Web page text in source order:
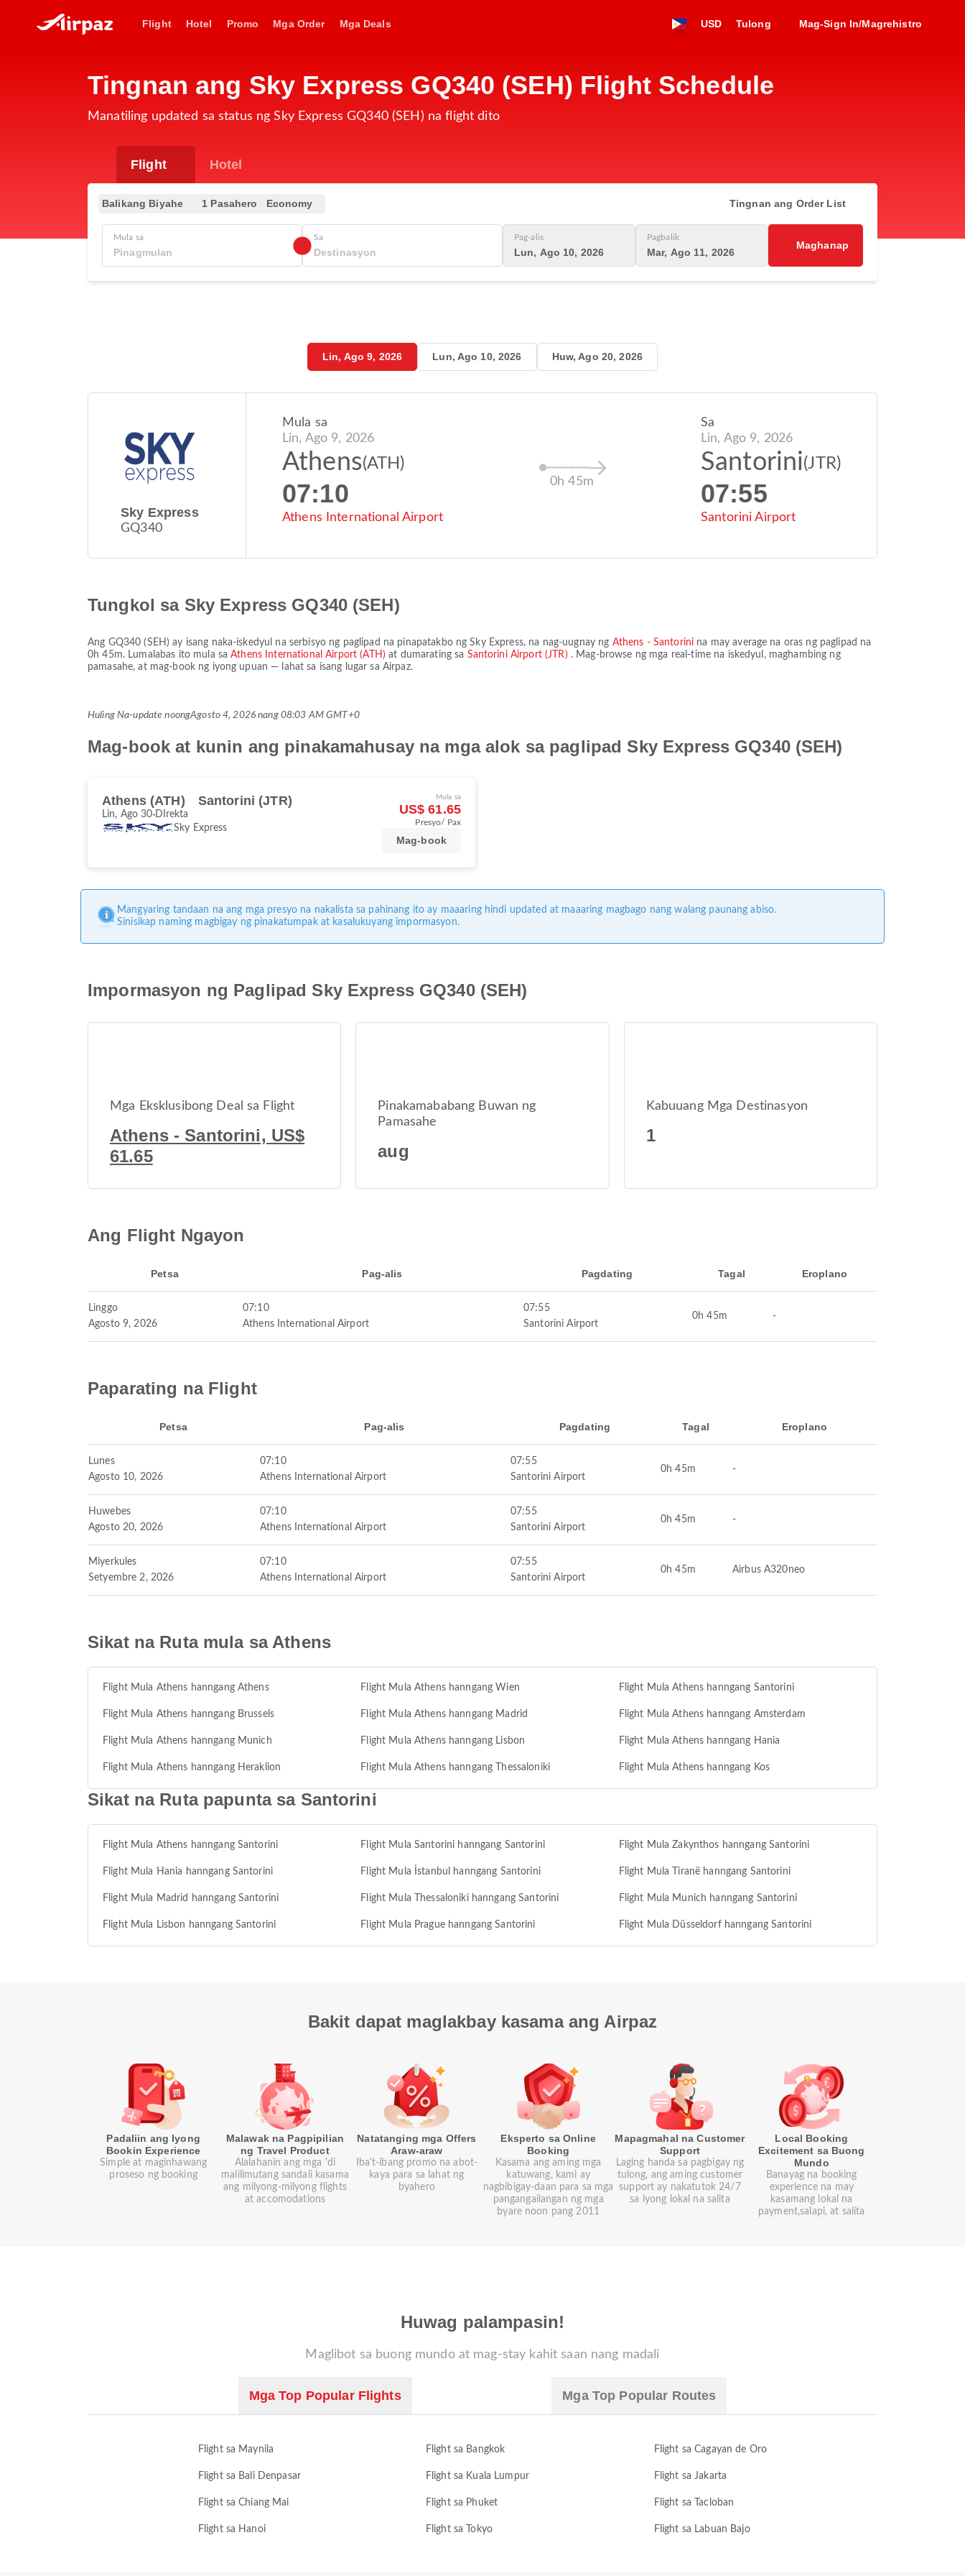
Flight Hotel Promo Mga Order Mga Deals USD Tulong Mag-Sign In/Magrehistro
Tingnan ang Sky Express GQ340 (SEH) Flight Schedule
Manatiling updated sa status ng Sky Express GQ340 (SEH) na flight dito
Flight Hotel
Balikang Biyahe 1 Pasahero Economy Tingnan ang Order List
Mula sa Sa Pag-alis
Lun, Ago 10, 2026
Pagbalik
Mar, Ago 11, 2026
Maghanap
Lin, Ago 9, 2026 Lun, Ago 10, 2026 Huw, Ago 20, 2026
Sky Express
GQ340
Mula sa
Lin, Ago 9, 2026
Athens(ATH)
07:10
Athens International Airport
0h 45m
Sa
Lin, Ago 9, 2026
Santorini(JTR)
07:55
Santorini Airport
Tungkol sa Sky Express GQ340 (SEH)
Ang GQ340 (SEH ) ay isang naka-iskedyul na serbisyo ng paglipad na pinapatakbo ngSky Express, na nag-uugnay ng Athens - Santorini na may average na oras ng paglipad na
0h 45m. Lumalabas ito mula saAthens International Airport (ATH)at dumarating sa Santorini Airport (JTR) . Mag-browse ng mga real-time na iskedyul, maghambing ng
pamasahe, at mag-book ng iyong upuan — lahat sa isang lugar sa Airpaz.
Huling Na-update noongAgosto 4, 2026 nang 08:03 AM GMT+0
Mag-book at kunin ang pinakamahusay na mga alok sa paglipad Sky Express GQ340 (SEH)
Athens (ATH) Santorini (JTR)
Lin, Ago 30 DIrekta
Sky Express
Mula sa
US$ 61.65
Presyo/ Pax
Mag-book
Mangyaring tandaan na ang mga presyo na nakalista sa pahinang ito ay maaaring hindi updated at maaaring magbago nang walang paunang abiso.
Sinisikap naming magbigay ng pinakatumpak at kasalukuyang impormasyon.
Impormasyon ng Paglipad Sky Express GQ340 (SEH)
Mga Eksklusibong Deal sa Flight
Athens - Santorini, US$
61.65
Pinakamababang Buwan ng
Pamasahe
aug
Kabuuang Mga Destinasyon
1
Ang Flight Ngayon
Petsa Pag-alis Pagdating Tagal Eroplano
Linggo
Agosto 9, 2026
07:10
Athens International Airport
07:55
Santorini Airport
0h 45m -
Paparating na Flight
Petsa Pag-alis Pagdating Tagal Eroplano
Lunes
Agosto 10, 2026
07:10
Athens International Airport
07:55
Santorini Airport
0h 45m -
Huwebes
Agosto 20, 2026
07:10
Athens International Airport
07:55
Santorini Airport
0h 45m -
Miyerkules
Setyembre 2, 2026
07:10
Athens International Airport
07:55
Santorini Airport
0h 45m Airbus A320neo
Sikat na Ruta mula sa Athens
Flight Mula Athens hanngang Athens Flight Mula Athens hanngang Wien Flight Mula Athens hanngang Santorini
Flight Mula Athens hanngang Brussels Flight Mula Athens hanngang Madrid Flight Mula Athens hanngang Amsterdam
Flight Mula Athens hanngang Munich Flight Mula Athens hanngang Lisbon Flight Mula Athens hanngang Hania
Flight Mula Athens hanngang Heraklion Flight Mula Athens hanngang Thessaloniki Flight Mula Athens hanngang Kos
Sikat na Ruta papunta sa Santorini
Flight Mula Athens hanngang Santorini Flight Mula Santorini hanngang Santorini Flight Mula Zakynthos hanngang Santorini
Flight Mula Hania hanngang Santorini Flight Mula İstanbul hanngang Santorini Flight Mula Tiranë hanngang Santorini
Flight Mula Madrid hanngang Santorini Flight Mula Thessaloniki hanngang Santorini Flight Mula Munich hanngang Santorini
Flight Mula Lisbon hanngang Santorini Flight Mula Prague hanngang Santorini Flight Mula Düsseldorf hanngang Santorini
Bakit dapat maglakbay kasama ang Airpaz
Padaliin ang Iyong
Bookin Experience
Simple at maginhawang
proseso ng booking
Malawak na Pagpipilian
ng Travel Product
Alalahanin ang mga 'di
malilimutang sandali kasama
ang milyong-milyong flights
at accomodations
Natatanging mga Offers
Araw-araw
Iba't-ibang promo na abot-
kaya para sa lahat ng
byahero
Eksperto sa Online
Booking
Kasama ang aming mga
katuwang, kami ay
nagbibigay-daan para sa mga
pangangailangan ng mga
byare noon pang 2011
Mapagmahal na Customer
Support
Laging handa sa pagbigay ng
tulong, ang aming customer
support ay nakatutok 24/7
sa iyong lokal na salita
Local Booking
Excitement sa Buong
Mundo
Banayag na booking
experience na may
kasamang lokal na
payment,salapi, at salita
Huwag palampasin!
Maglibot sa buong mundo at mag-stay kahit saan nang madali
Mga Top Popular Flights Mga Top Popular Routes
Flight sa Maynila Flight sa Bangkok Flight sa Cagayan de Oro
Flight sa Bali Denpasar Flight sa Kuala Lumpur Flight sa Jakarta
Flight sa Chiang Mai Flight sa Phuket Flight sa Tacloban
Flight sa Hanoi Flight sa Tokyo Flight sa Labuan Bajo